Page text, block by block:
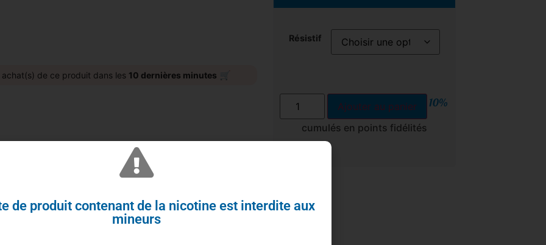
achat(s) de ce produit dans les 10 dernières minutes 🛒
Résistif
Ajouter au panier 10%
cumulés en points fidélités
de produit contenant de la nicotine est interdite aux
mineurs